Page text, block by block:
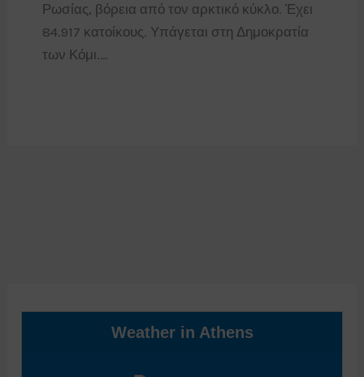
Ρωσίας, βόρεια από τον αρκτικό κύκλο. Έχει
84.917 κατοίκους. Υπάγεται στη Δημοκρατία
των Κόμι.…
Weather in Athens